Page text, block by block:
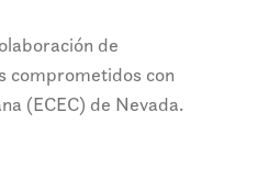
de
comprometidos con
(ECEC) de Nevada.